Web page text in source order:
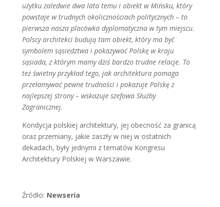
użytku zaledwie dwa lata temu i obiekt w Mińsku, który
powstaje w trudnych okolicznościach politycznych – to
pierwsza nasza placówka dyplomatyczna w tym miejscu.
Polscy architekci budują tam obiekt, który ma być
symbolem sąsiedztwa i pokazywać Polskę w kraju
sąsiada, z którym mamy dziś bardzo trudne relacje. To
też świetny przykład tego, jak architektura pomaga
przełamywać pewne trudności i pokazuje Polskę z
najlepszej strony – wskazuje szefowa Służby
Zagranicznej.
Kondycja polskiej architektury, jej obecność za granicą
oraz przemiany, jakie zaszły w niej w ostatnich
dekadach, były jednymi z tematów Kongresu
Architektury Polskiej w Warszawie.
Źródło: Newseria